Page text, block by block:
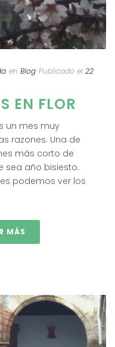
en Blog Publicado el 22
EN FLOR
un mes muy
razones. Una de
más corto de
sea año bisiesto.
podemos ver los
MÁS